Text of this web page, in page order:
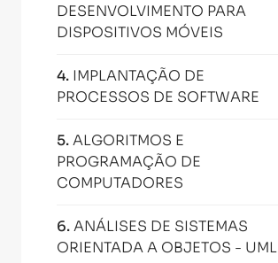
DESENVOLVIMENTO PARA
DISPOSITIVOS MÓVEIS
4. IMPLANTAÇÃO DE
PROCESSOS DE SOFTWARE
5.ALGORITMOS E
PROGRAMAÇÃO DE
COMPUTADORES
6.ANÁLISES DE SISTEMAS
ORIENTADA A OBJETOS - UML